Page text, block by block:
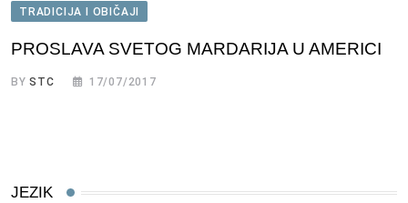
TRADICIJA I OBIČAJI
PROSLAVA SVETOG MARDARIJA U AMERICI
BYSTC 17/07/2017
JEZIK